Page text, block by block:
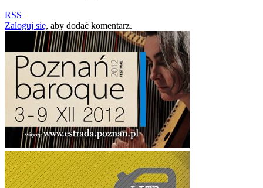
RSS
Zaloguj się, aby dodać komentarz.